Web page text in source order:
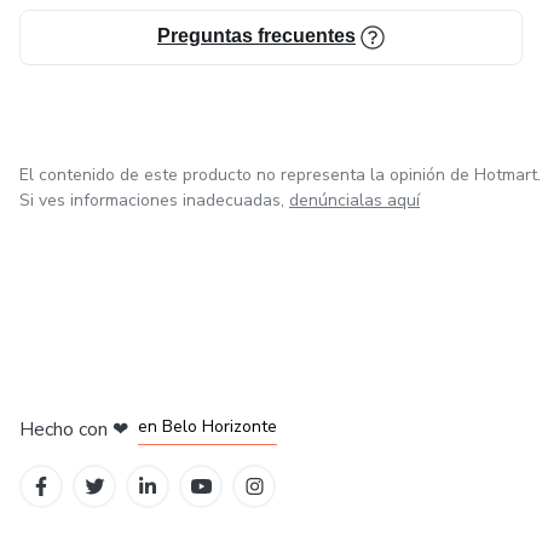
Preguntas frecuentes
El contenido de este producto no representa la opinión de Hotmart.
Si ves informaciones inadecuadas, denúncialas aquí
Hecho con ❤ en Belo Horizonte